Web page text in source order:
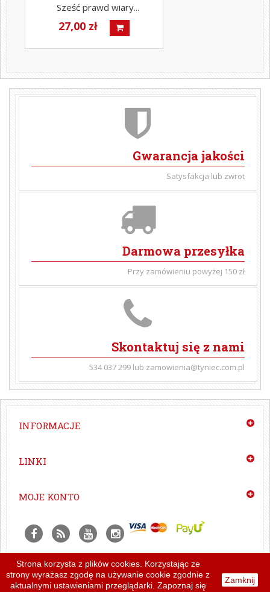
Sześć prawd wiary...
27,00 zł
Gwarancja jakości
Satysfakcja lub zwrot
Darmowa przesyłka
Przy zamówieniu powyżej 150 zł
Skontaktuj się z nami
534 037 299 lub zamowienia@tyniec.com.pl
INFORMACJE
LINKI
MOJE KONTO
Strona korzysta z plików cookies. Korzystając ze
strony wyrażasz zgodę na używanie cookie zgodnie z
aktualnymi ustawieniami przeglądarki. Zapoznaj się
Zamknij
|Newslettery
Instrukcja redakcyjna |Regulamin
Projekt i wykonanie:
MasterProject